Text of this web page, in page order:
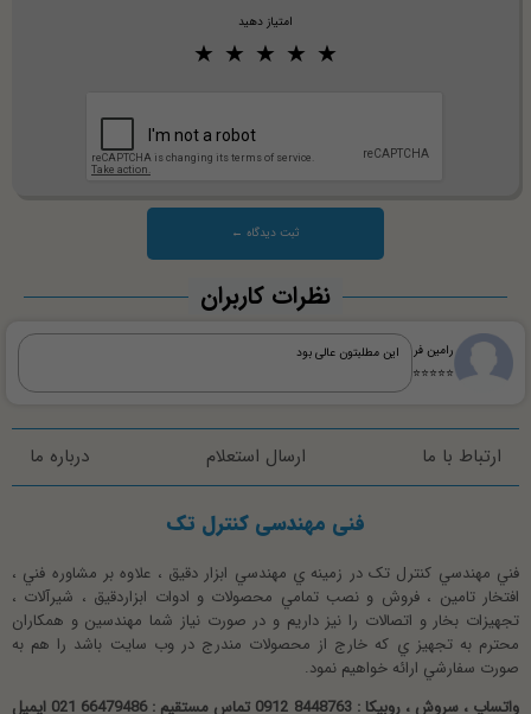
امتیاز دهید
نظرات کاربران
رامین فر
⭐⭐⭐⭐⭐
این مطلبتون عالی بود
ارتباط با ما ارسال استعلام درباره ما
فنی مهندسی کنترل تک
فني مهندسي کنترل تک در زمينه ي مهندسي ابزار دقيق ، علاوه بر مشاوره فني ،
افتخار تامين ، فروش و نصب تمامي محصولات و ادوات ابزاردقيق ، شيرآلات ،
تجهيزات بخار و اتصالات را نيز داريم و در صورت نياز شما مهندسين و همکاران
محترم به تجهيز ي که خارج از محصولات مندرج در وب سايت باشد را هم به
صورت سفارشي ارائه خواهيم نمود.
واتساپ ، سروش ، روبیکا : 8448763 0912 تماس مستقیم : 66479486 021 ایمیل